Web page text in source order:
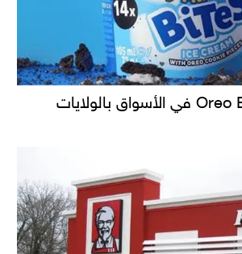
أوريو تُطلق Oreo Bites في الأسواق بالولايات